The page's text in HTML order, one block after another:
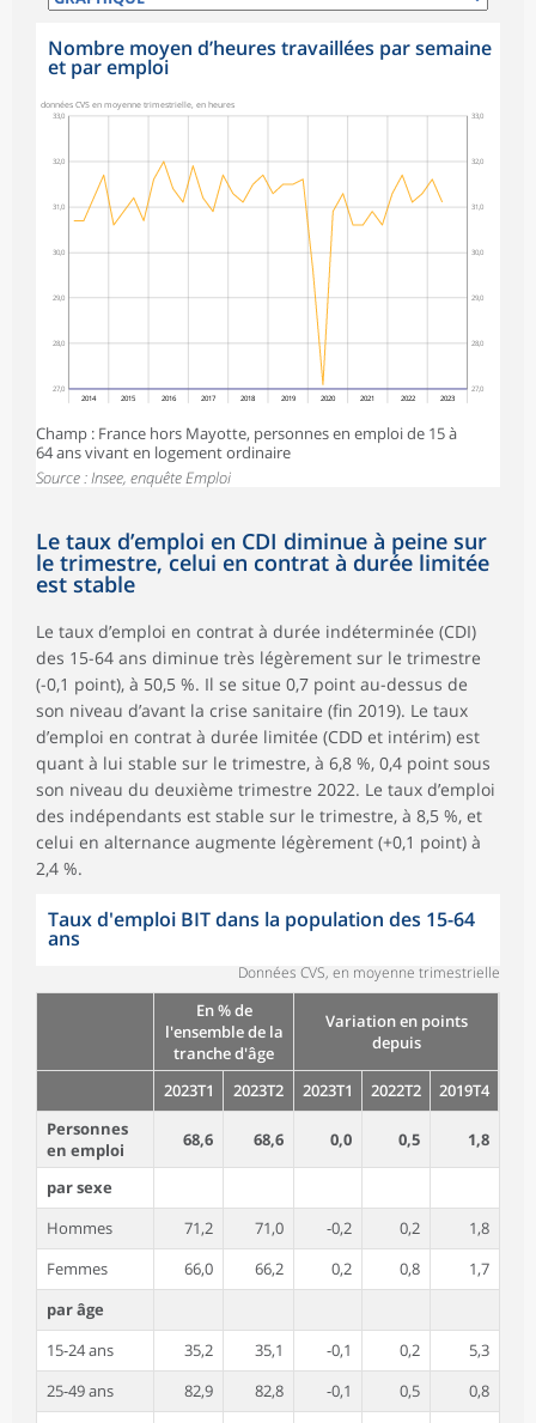
Nombre moyen d’heures travaillées par semaine
et par emploi
27,0
28,0
29,0
30,0
31,0
32,0
33,0
27,0
28,0
29,0
30,0
31,0
32,0
33,0
données CVS en moyenne trimestrielle, en heures
2014 2015 2016 2017 2018 2019 2020 2021 2022 2023
Champ : France hors Mayotte, personnes en emploi de 15 à
64 ans vivant en logement ordinaire
Source : Insee, enquête Emploi
Le taux d’emploi en CDI diminue à peine sur
le trimestre, celui en contrat à durée limitée
est stable
Le taux d’emploi en contrat à durée indéterminée (CDI)
des 15-64 ans diminue très légèrement sur le trimestre
(-0,1 point), à 50,5 %. Il se situe 0,7 point au-dessus de
son niveau d’avant la crise sanitaire (fin 2019). Le taux
d’emploi en contrat à durée limitée (CDD et intérim) est
quant à lui stable sur le trimestre, à 6,8 %, 0,4 point sous
son niveau du deuxième trimestre 2022. Le taux d’emploi
des indépendants est stable sur le trimestre, à 8,5 %, et
celui en alternance augmente légèrement (+0,1 point) à
2,4 %.
Taux d'emploi BIT dans la population des 15-64
ans
Données CVS, en moyenne trimestrielle
En % de
l'ensemble de la
tranche d'âge
Variation en points
depuis
2023T1 2023T2 2023T1 2022T2
2019T4
Personnes
en emploi
68,6 68,6 0,0 0,5 1,8
par sexe
Hommes
71,2 71,0 -0,2 0,2
1,8
Femmes
66,0 66,2 0,2 0,8
1,7
par âge
15-24 ans
35,2 35,1 -0,1 0,2
5,3
25-49 ans
82,9 82,8 -0,1 0,5
0,8